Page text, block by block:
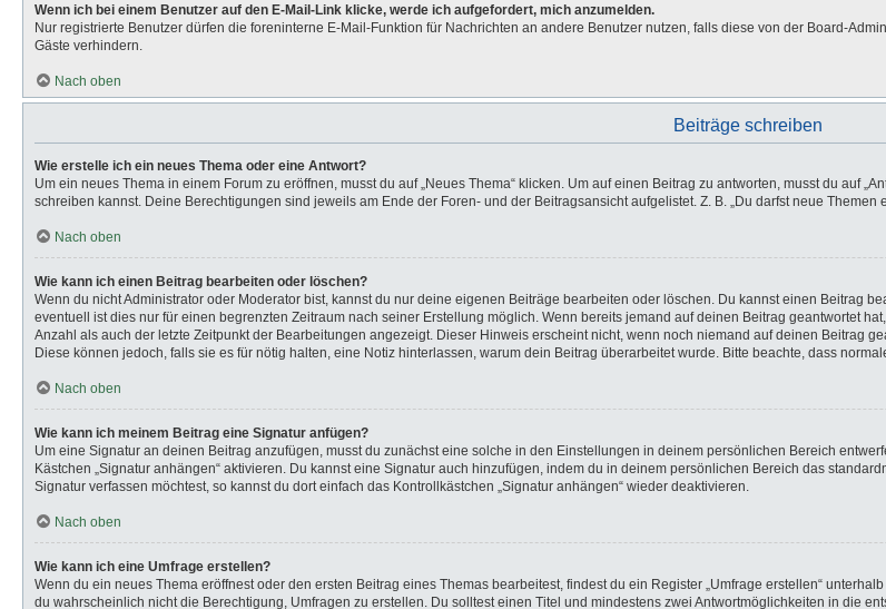
Wenn ich bei einem Benutzer auf den E-Mail-Link klicke, werde ich aufgefordert, mich anzumelden.
Nur registrierte Benutzer dürfen die foreninterne E-Mail-Funktion für Nachrichten an andere Benutzer nutzen, falls diese von der Board-
Gäste verhindern.
Nach oben
Beiträge schreiben
Wie erstelle ich ein neues Thema oder eine Antwort?
Um ein neues Thema in einem Forum zu eröffnen, musst du auf „Neues Thema“ klicken. Um auf einen Beitrag zu antworten, musst du auf
schreiben kannst. Deine Berechtigungen sind jeweils am Ende der Foren- und der Beitragsansicht aufgelistet. Z. B. „Du darfst neue Themen
Nach oben
Wie kann ich einen Beitrag bearbeiten oder löschen?
Wenn du nicht Administrator oder Moderator bist, kannst du nur deine eigenen Beiträge bearbeiten oder löschen. Du kannst einen Beitrag
eventuell ist dies nur für einen begrenzten Zeitraum nach seiner Erstellung möglich. Wenn bereits jemand auf deinen Beitrag geantwortet
Anzahl als auch der letzte Zeitpunkt der Bearbeitungen angezeigt. Dieser Hinweis erscheint nicht, wenn noch niemand auf deinen Beitrag
Diese können jedoch, falls sie es für nötig halten, eine Notiz hinterlassen, warum dein Beitrag überarbeitet wurde. Bitte beachte, dass
Nach oben
Wie kann ich meinem Beitrag eine Signatur anfügen?
Um eine Signatur an deinen Beitrag anzufügen, musst du zunächst eine solche in den Einstellungen in deinem persönlichen Bereich
Kästchen „Signatur anhängen“ aktivieren. Du kannst eine Signatur auch hinzufügen, indem du in deinem persönlichen Bereich das
Signatur verfassen möchtest, so kannst du dort einfach das Kontrollkästchen „Signatur anhängen“ wieder deaktivieren.
Nach oben
Wie kann ich eine Umfrage erstellen?
Wenn du ein neues Thema eröffnest oder den ersten Beitrag eines Themas bearbeitest, findest du ein Register „Umfrage erstellen“
du wahrscheinlich nicht die Berechtigung, Umfragen zu erstellen. Du solltest einen Titel und mindestens zwei Antwortmöglichkeiten in die